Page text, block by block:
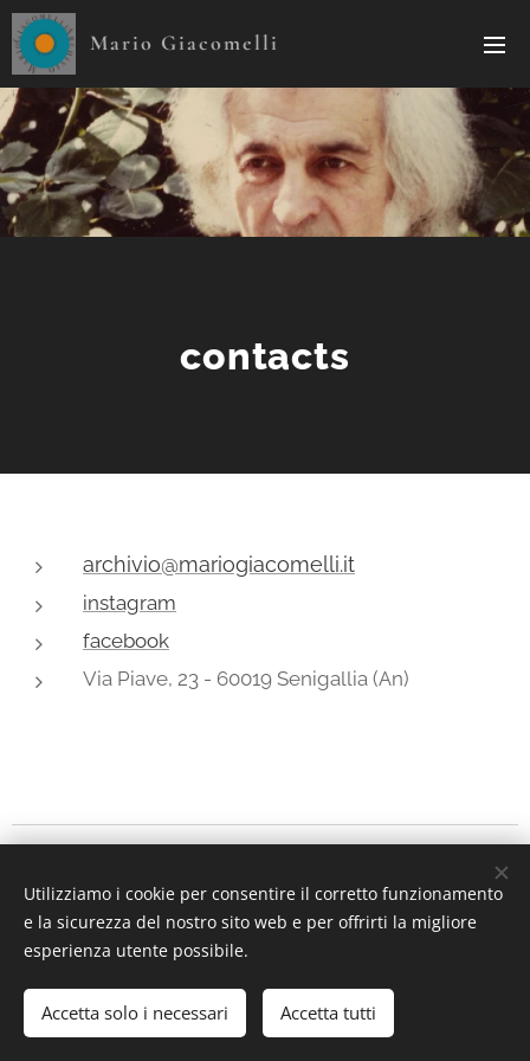
Mario Giacomelli
contacts
archivio@mariogiacomelli.it
instagram
facebook
Via Piave, 23 - 60019 Senigallia (An)
Instagram|facebook
Languages
Utilizziamo i cookie per consentire il corretto funzionamento
e la sicurezza del nostro sito web e per offrirti la migliore
esperienza utente possibile.
Accetta solo i necessari Accetta tutti